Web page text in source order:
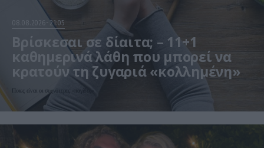
08.08.2026 21:05
Βρίσκεσαι σε δίαιτα; – 11+1
καθημερινά λάθη που μπορεί να
κρατούν τη ζυγαριά «κολλημένη»
Ποιες είναι οι συχνότερες «παγίδες»